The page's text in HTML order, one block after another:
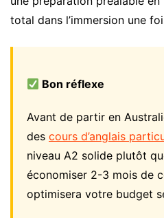
total dans l’immersion une
Bon réflexe
Avant de partir en
des cours d’anglais
niveau A2 solide plutôt
économiser 2-3 mois de
optimisera votre budget